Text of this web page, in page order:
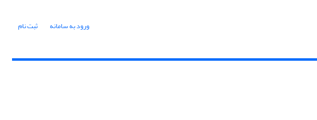
ورود به سامانه ثبت نام